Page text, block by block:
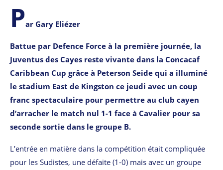
Par Gary Eliézer
Battue par Defence Force à la première journée, la
Juventus des Cayes reste vivante dans la Concacaf
Caribbean Cup grâce à Peterson Seide qui a illuminé
le stadium East de Kingston ce jeudi avec un coup
franc spectaculaire pour permettre au club cayen
d’arracher le match nul 1-1 face à Cavalier pour sa
seconde sortie dans le groupe B.
L’entrée en matière dans la compétition était compliquée
pour les Sudistes, une défaite (1-0) mais avec un groupe